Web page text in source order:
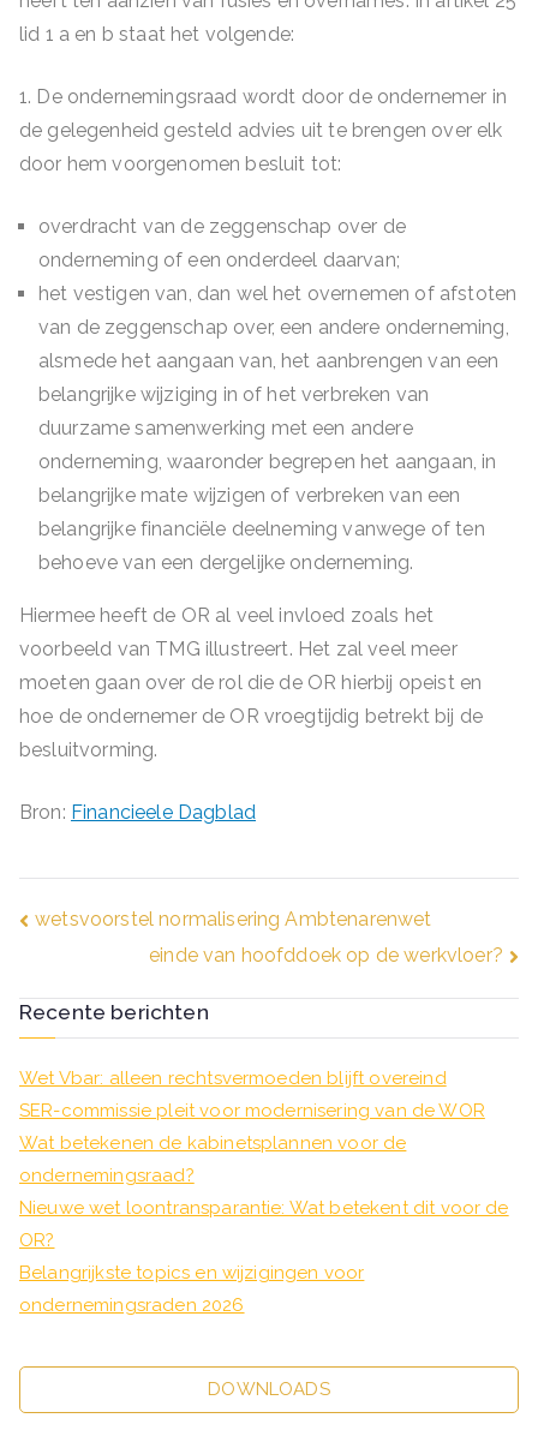
lid 1 a en b staat het volgende:
1. De ondernemingsraad wordt door de ondernemer in
de gelegenheid gesteld advies uit te brengen over elk
door hem voorgenomen besluit tot:
overdracht van de zeggenschap over de
onderneming of een onderdeel daarvan;
het vestigen van, dan wel het overnemen of afstoten
van de zeggenschap over, een andere onderneming,
alsmede het aangaan van, het aanbrengen van een
belangrijke wijziging in of het verbreken van
duurzame samenwerking met een andere
onderneming, waaronder begrepen het aangaan, in
belangrijke mate wijzigen of verbreken van een
belangrijke financiële deelneming vanwege of ten
behoeve van een dergelijke onderneming.
Hiermee heeft de OR al veel invloed zoals het
voorbeeld van TMG illustreert. Het zal veel meer
moeten gaan over de rol die de OR hierbij opeist en
hoe de ondernemer de OR vroegtijdig betrekt bij de
besluitvorming.
Bron: Financieele Dagblad
Bericht
navigatie
wetsvoorstel normalisering Ambtenarenwet
einde van hoofddoek op de werkvloer?
Recente berichten
Wet Vbar: alleen rechtsvermoeden blijft overeind
SER-commissie pleit voor modernisering van de WOR
Wat betekenen de kabinetsplannen voor de
ondernemingsraad?
Nieuwe wet loontransparantie: Wat betekent dit voor de
OR?
Belangrijkste topics en wijzigingen voor
ondernemingsraden 2026
DOWNLOADS